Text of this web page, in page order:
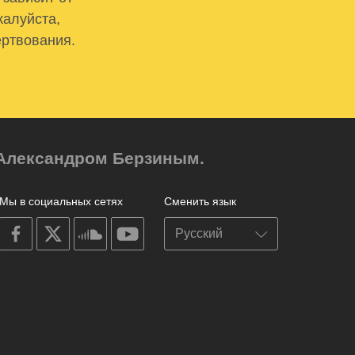
Берзиным.
Сменить язык
Мы в социальных сетях
on
facebook
on
on
soundcloudyoutube